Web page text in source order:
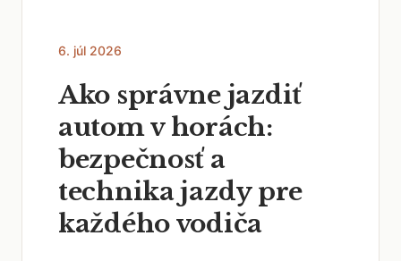
6. júl 2026
Ako správne jazdiť
autom v horách:
bezpečnosť a
technika jazdy pre
každého vodiča